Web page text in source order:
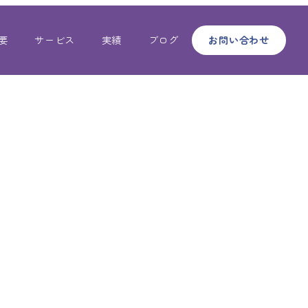
サービス 実績 ブログ お問い合わせ